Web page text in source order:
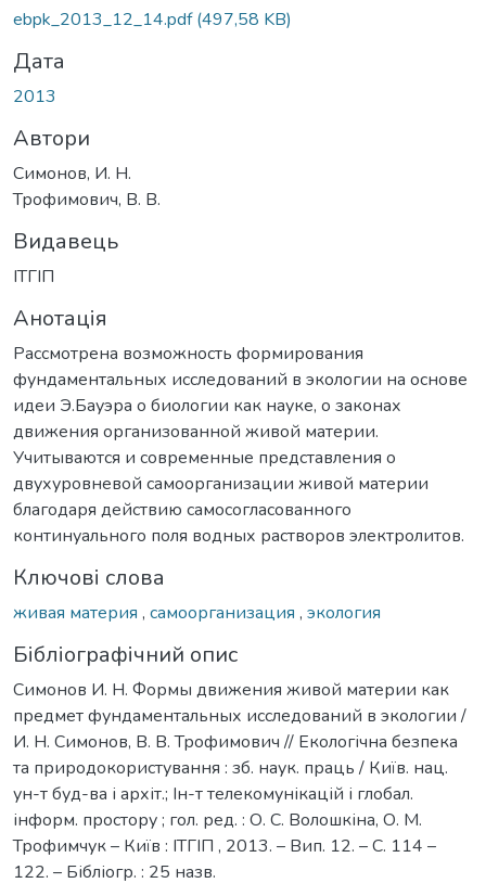
ebpk_2013_12_14.pdf(497,58 KB)
Дата
2013
Автори
Симонов, И. Н.
Трофимович, В. В.
Видавець
ІТГІП
Анотація
Рассмотрена возможность формирования
фундаментальных исследований в экологии на основе
идеи Э.Бауэра о биологии как науке, о законах
движения организованной живой материи.
Учитываются и современные представления о
двухуровневой самоорганизации живой материи
благодаря действию самосогласованного
континуального поля водных растворов электролитов.
Ключові слова
живая материя , самоорганизация , экология
Бібліографічний опис
Симонов И. Н. Формы движения живой материи как
предмет фундаментальных исследований в экологии /
И. Н. Симонов, В. В. Трофимович // Екологічна безпека
та природокористування : зб. наук. праць / Київ. нац.
ун-т буд-ва і архіт.; Ін-т телекомунікацій і глобал.
інформ. простору ; гол. ред. : О. С. Волошкіна, О. М.
Трофимчук – Київ : ІТГІП , 2013. – Вип. 12. – С. 114 –
122. – Бібліогр. : 25 назв.